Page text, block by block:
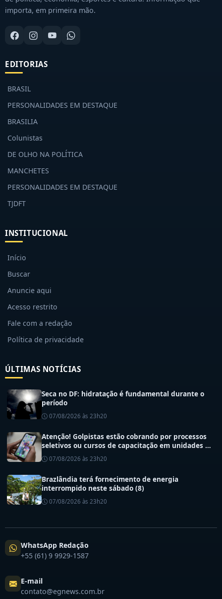
importa, em primeira mão.
EDITORIAS
BRASIL
PERSONALIDADES EM DESTAQUE
BRASILIA
Colunistas
DE OLHO NA POLÍTICA
MANCHETES
PERSONALIDADES EM DESTAQUE
TJDFT
INSTITUCIONAL
Início
Buscar
Anuncie aqui
Acesso restrito
Fale com a redação
Política de privacidade
ÚLTIMAS NOTÍCIAS
Seca no DF: hidratação é fundamental durante o
período
07/08/2026 às 23h20
Atenção! Golpistas estão cobrando por processos
seletivos ou cursos de capacitação em unidades de
saúde do DF
07/08/2026 às 23h20
Brazlândia terá fornecimento de energia
interrompido neste sábado (8)
07/08/2026 às 23h20
WhatsApp Redação
+55 (61) 9 9929-1587
E-mail
contato@egnews.com.br